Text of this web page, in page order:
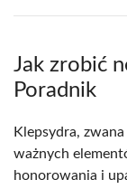
Jak zrobić
Poradnik
Klepsydra,
ważnych
honorowania i